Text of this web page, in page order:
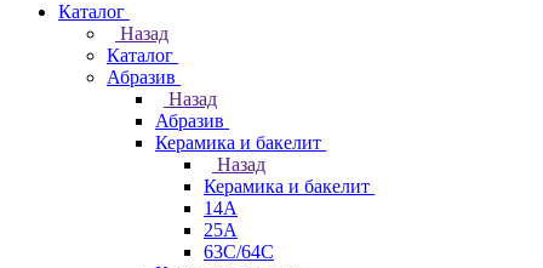
Каталог
Назад
Каталог
Абразив
Назад
Абразив
Керамика и бакелит
Назад
Керамика и бакелит
14А
25А
63С/64С